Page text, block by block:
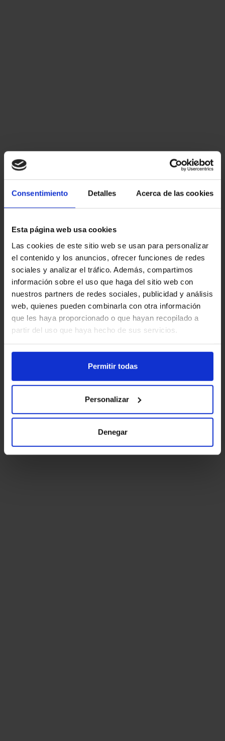
Consentimiento Detalles Acerca de las cookies
Esta página web usa cookies
Las cookies de este sitio web se usan para personalizar
el contenido y los anuncios, ofrecer funciones de redes
sociales y analizar el tráfico. Además, compartimos
información sobre el uso que haga del sitio web con
nuestros partners de redes sociales, publicidad y análisis
web, quienes pueden combinarla con otra información
que les haya proporcionado o que hayan recopilado a
partir del uso que haya hecho de sus servicios.
Permitir todas
Personalizar
Denegar